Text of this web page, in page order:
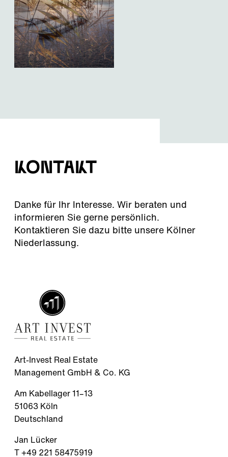
Kontakt
Danke für Ihr Interesse. Wir beraten und
informieren Sie gerne persönlich.
Kontaktieren Sie dazu bitte unsere Kölner
Niederlassung.
Art-Invest Real Estate
Management GmbH & Co. KG
Am Kabellager 11–13
51063 Köln
Deutschland
Jan Lücker
T +49 221 58475919